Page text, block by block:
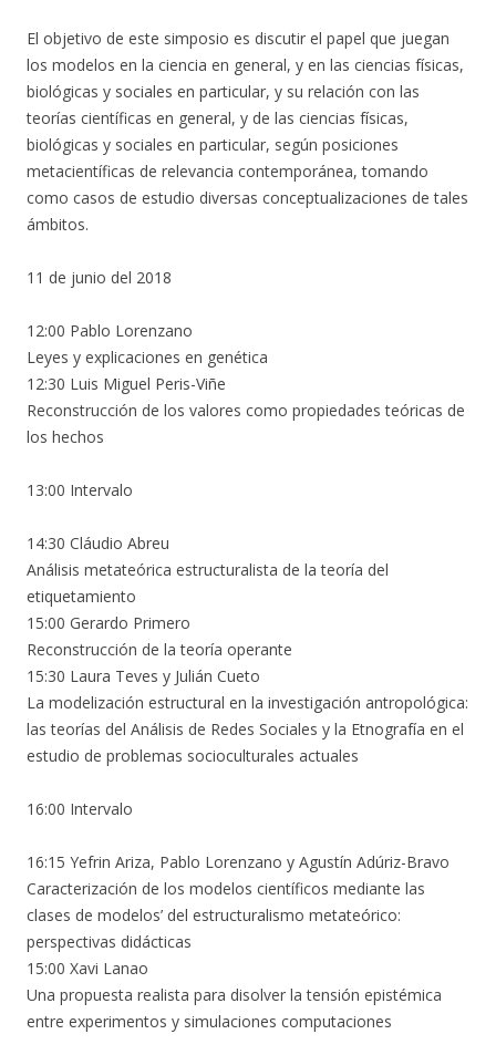
El objetivo de este simposio es discutir el papel que juegan
los modelos en la ciencia en general, y en las ciencias físicas,
biológicas y sociales en particular, y su relación con las
teorías científicas en general, y de las ciencias físicas,
biológicas y sociales en particular, según posiciones
metacientíficas de relevancia contemporánea, tomando
como casos de estudio diversas conceptualizaciones de tales
ámbitos.
11 de junio del 2018
12:00 Pablo Lorenzano
Leyes y explicaciones en genética
12:30 Luis Miguel Peris-Viñe
Reconstrucción de los valores como propiedades teóricas de
los hechos
13:00 Intervalo
14:30 Cláudio Abreu
Análisis metateórica estructuralista de la teoría del
etiquetamiento
15:00 Gerardo Primero
Reconstrucción de la teoría operante
15:30 Laura Teves y Julián Cueto
La modelización estructural en la investigación antropológica:
las teorías del Análisis de Redes Sociales y la Etnografía en el
estudio de problemas socioculturales actuales
16:00 Intervalo
16:15 Yefrin Ariza, Pablo Lorenzano y Agustín Adúriz-Bravo
Caracterización de los modelos científicos mediante las
clases de modelos’ del estructuralismo metateórico:
perspectivas didácticas
15:00 Xavi Lanao
Una propuesta realista para disolver la tensión epistémica
entre experimentos y simulaciones computaciones